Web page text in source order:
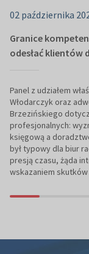
02 października
Granice
odesłać klientów
Panel z udziałem
Włodarczyk oraz
Brzezińskiego
profesjonalnych:
księgową a
był typowy dla biur
presją czasu, żąda
wskazaniem